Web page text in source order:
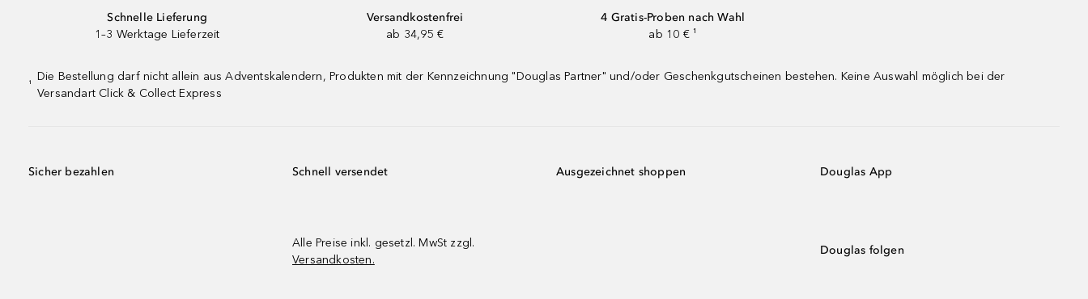
Schnelle Lieferung
1–3 Werktage Lieferzeit
Versandkostenfrei
ab 34,95 €
4 Gratis-Proben nach Wahl
ab 10 € ¹
¹
Die Bestellung darf nicht allein aus Adventskalendern, Produkten mit der Kennzeichnung "Douglas Partner" und/oder Geschenkgutscheinen bestehen. Keine Auswahl möglich bei der
Versandart Click & Collect Express
Sicher bezahlen Schnell versendet
Alle Preise inkl. gesetzl. MwSt zzgl.
Versandkosten.
Ausgezeichnet shoppen Douglas App
Douglas folgen